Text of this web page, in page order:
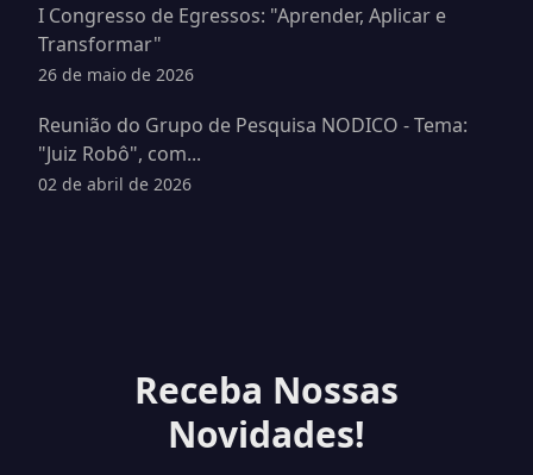
I Congresso de Egressos: "Aprender, Aplicar e
Transformar"
26 de maio de 2026
Reunião do Grupo de Pesquisa NODICO - Tema:
"Juiz Robô", com...
02 de abril de 2026
Receba Nossas
Novidades!